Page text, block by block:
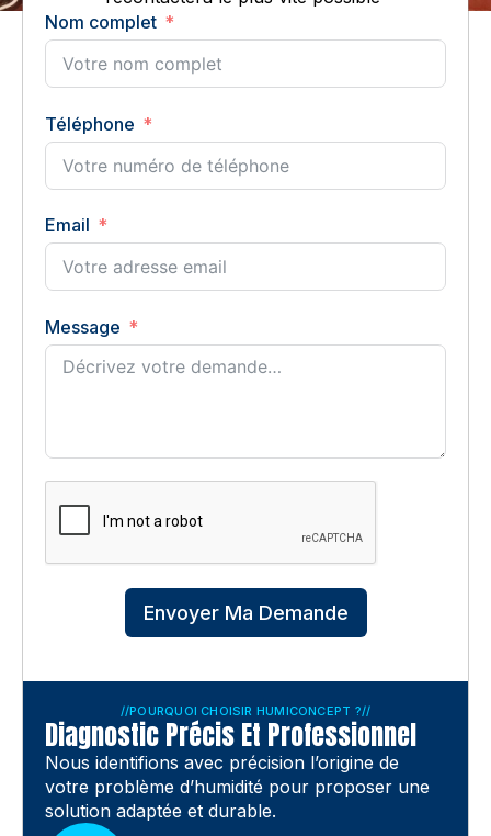
Nom complet
Téléphone
Email
Message
Envoyer Ma Demande
//POURQUOI CHOISIR HUMICONCEPT ?//
Diagnostic Précis Et Professionnel
Nous identifions avec précision l’origine de
votre problème d’humidité pour proposer une
solution adaptée et durable.